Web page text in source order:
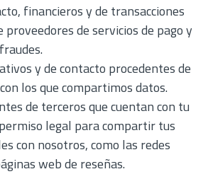
financieros y de transacciones
proveedores de servicios de pago y
y de contacto procedentes de
los que compartimos datos.
de terceros que cuentan con tu
legal para compartir tus
con nosotros, como las redes
web de reseñas.